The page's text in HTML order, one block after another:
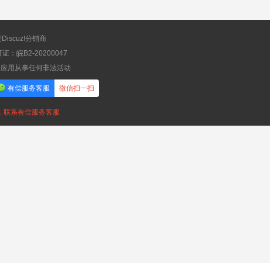
Discuz!分销商
证：皖B2-20200047
用从事任何非法活动
有偿服务客服 微信扫一扫
联系有偿服务客服